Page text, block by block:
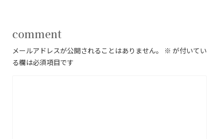
comment
メールアドレスが公開されることはありません。 ※ が付いてい
る欄は必須項目です